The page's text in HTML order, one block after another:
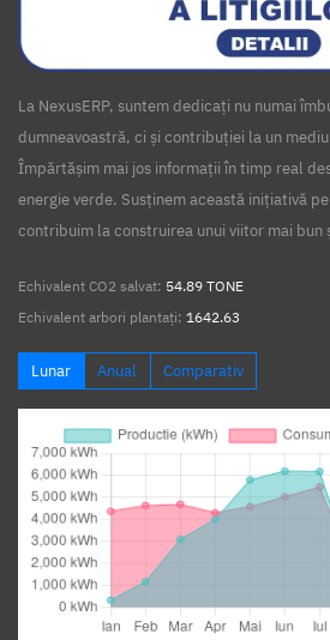
La NexusERP, suntem dedicați nu numai
dumneavoastră, ci și contribuției la un
Împărtășim mai jos informații în timp real
energie verde. Susținem această inițiativă
contribuim la construirea unui viitor mai
Echivalent CO2 salvat: 54.89 TONE
Echivalent arbori plantați: 1642.63
Lunar Anual Comparativ